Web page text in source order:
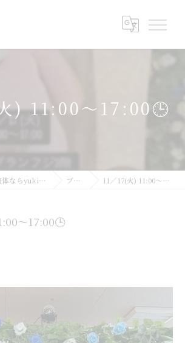
) 11:00〜17:00🕒
山口県岩国市の整体ならyukicoサロン ブログ 11／17(火) 11:00〜17:00🕒
〜17:00🕒